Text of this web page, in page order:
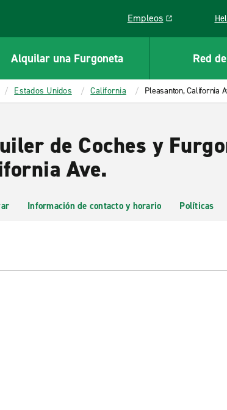
Empleos
Link opens in a new
Alquilar una Furgoneta Red
Estados Unidos California Pleasanton, California
de Coches y
Ave.
Información de contacto y horario Políticas